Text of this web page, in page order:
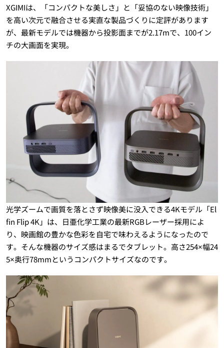
XGIMIは、「コンパクトな美しさ」と「妥協のない映像技術」
を高い次元で融合させる実直な製品づくりに定評があります
が、最新モデルでは機器から投影面までが2.17mで、100イン
チの大画面を実現。
光学ズームで画質を落とさず映像美に没入できる4Kモデル「El
fin Flip 4K」は、日亜化学工業の最新RGBレーザー採用によ
り、映画館の豊かな色彩を自宅で味わえるようになったので
す。そんな機器のサイズ感はまるでタブレット。高さ254×幅24
5×奥行78mmというコンパクトサイズなのです。